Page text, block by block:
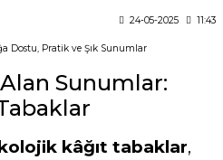
24-05-2025 11:43
Sunumlar:
kâğıt tabaklar,